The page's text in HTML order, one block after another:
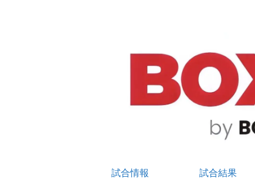
試合情報
試合結果